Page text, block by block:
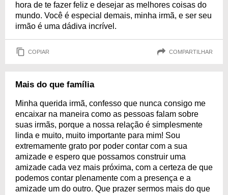
hora de te fazer feliz e desejar as melhores coisas do
mundo. Você é especial demais, minha irmã, e ser seu
irmão é uma dádiva incrível.
COPIAR COMPARTILHAR
Mais do que família
Minha querida irmã, confesso que nunca consigo me
encaixar na maneira como as pessoas falam sobre
suas irmãs, porque a nossa relação é simplesmente
linda e muito, muito importante para mim! Sou
extremamente grato por poder contar com a sua
amizade e espero que possamos construir uma
amizade cada vez mais próxima, com a certeza de que
podemos contar plenamente com a presença e a
amizade um do outro. Que prazer sermos mais do que